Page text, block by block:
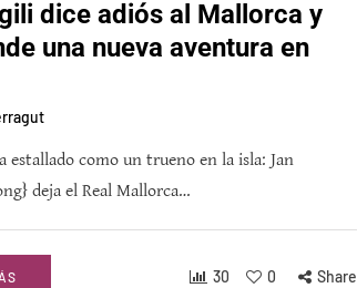
dice adiós al Mallorca y
una nueva aventura en
estallado como un trueno en la isla: Jan
deja el Real Mallorca…
30 0 Share